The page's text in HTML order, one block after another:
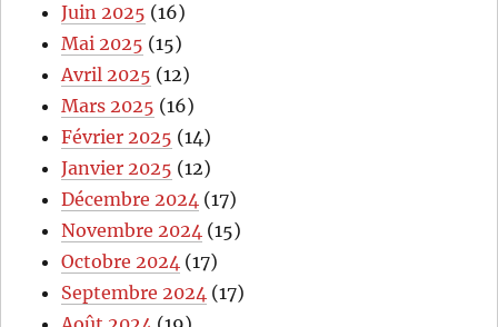
Juin 2025 (16)
Mai 2025 (15)
Avril 2025 (12)
Mars 2025 (16)
Février 2025 (14)
Janvier 2025 (12)
Décembre 2024 (17)
Novembre 2024 (15)
Octobre 2024 (17)
Septembre 2024 (17)